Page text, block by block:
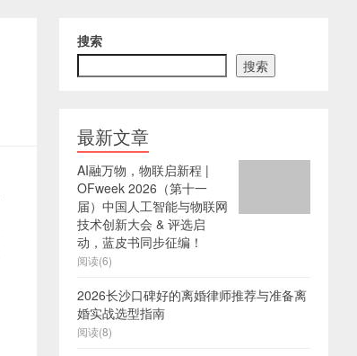
搜索
搜索
最新文章
AI融万物，物联启新程 |
OFweek 2026（第十一
届）中国人工智能与物联网
技术创新大会 & 评选启
动，蓝皮书同步征编！
阅读(6)
2026长沙口碑好的离婚律师推荐与准备离
婚实战选型指南
阅读(8)